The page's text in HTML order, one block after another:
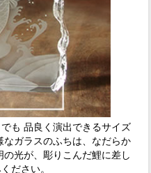
も 品良く演出できるサイズ
ガラスのふちは、なだらか
光が、彫りこんだ鯉に差し
ださい。